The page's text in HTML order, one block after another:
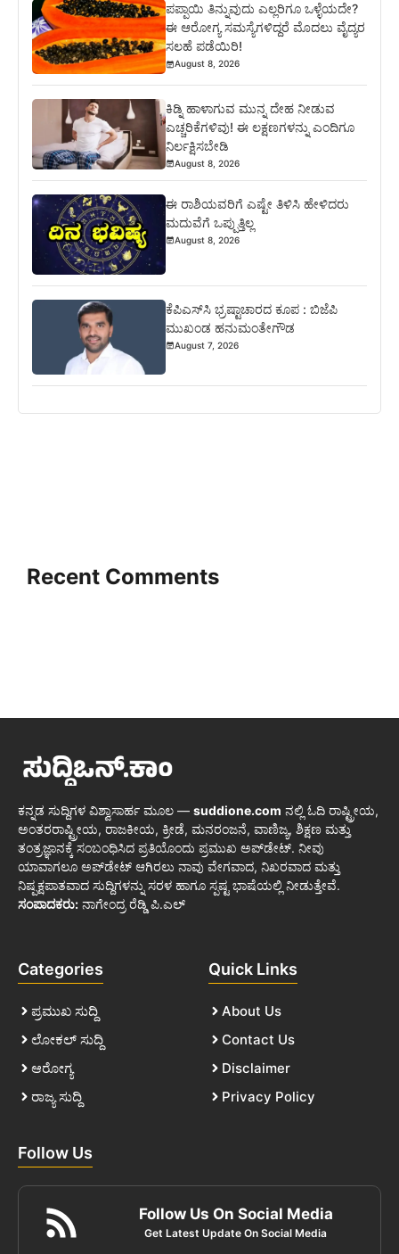
ಪಪ್ಪಾಯಿ ತಿನ್ನುವುದು ಎಲ್ಲರಿಗೂ ಒಳ್ಳೆಯದೇ?
ಈ ಆರೋಗ್ಯ ಸಮಸ್ಯೆಗಳಿದ್ದರೆ ಮೊದಲು ವೈದ್ಯರ
ಸಲಹೆ ಪಡೆಯಿರಿ!
August 8, 2026
ಕಿಡ್ನಿ ಹಾಳಾಗುವ ಮುನ್ನ ದೇಹ ನೀಡುವ
ಎಚ್ಚರಿಕೆಗಳಿವು! ಈ ಲಕ್ಷಣಗಳನ್ನು ಎಂದಿಗೂ
ನಿರ್ಲಕ್ಷಿಸಬೇಡಿ
August 8, 2026
ಈ ರಾಶಿಯವರಿಗೆ ಎಷ್ಟೇ ತಿಳಿಸಿ ಹೇಳಿದರು
ಮದುವೆಗೆ ಒಪ್ಪುತ್ತಿಲ್ಲ
August 8, 2026
ಕೆಪಿಎಸ್‍ಸಿ ಭ್ರಷ್ಟಾಚಾರದ ಕೂಪ : ಬಿಜೆಪಿ
ಮುಖಂಡ ಹನುಮಂತೇಗೌಡ
August 7, 2026
Recent Comments
ಕನ್ನಡ ಸುದ್ದಿಗಳ ವಿಶ್ವಾಸಾರ್ಹ ಮೂಲ — suddione.com ನಲ್ಲಿ ಓದಿ ರಾಷ್ಟ್ರೀಯ,
ಅಂತರರಾಷ್ಟ್ರೀಯ, ರಾಜಕೀಯ, ಕ್ರೀಡೆ, ಮನರಂಜನೆ, ವಾಣಿಜ್ಯ, ಶಿಕ್ಷಣ ಮತ್ತು
ತಂತ್ರಜ್ಞಾನಕ್ಕೆ ಸಂಬಂಧಿಸಿದ ಪ್ರತಿಯೊಂದು ಪ್ರಮುಖ ಅಪ್‌ಡೇಟ್. ನೀವು
ಯಾವಾಗಲೂ ಅಪ್‌ಡೇಟ್ ಆಗಿರಲು ನಾವು ವೇಗವಾದ, ನಿಖರವಾದ ಮತ್ತು
ನಿಷ್ಪಕ್ಷಪಾತವಾದ ಸುದ್ದಿಗಳನ್ನು ಸರಳ ಹಾಗೂ ಸ್ಪಷ್ಟ ಭಾಷೆಯಲ್ಲಿ ನೀಡುತ್ತೇವೆ.
ಸಂಪಾದಕರು: ನಾಗೇಂದ್ರ ರೆಡ್ಡಿ ಪಿ.ಎಲ್
Categories
ಪ್ರಮುಖ ಸುದ್ದಿ
ಲೋಕಲ್ ಸುದ್ದಿ
ಆರೋಗ್ಯ
ರಾಜ್ಯ ಸುದ್ದಿ
Quick Links
About Us
Contact Us
Disclaimer
Privacy Policy
Follow Us
Follow Us On Social Media
Get Latest Update On Social Media